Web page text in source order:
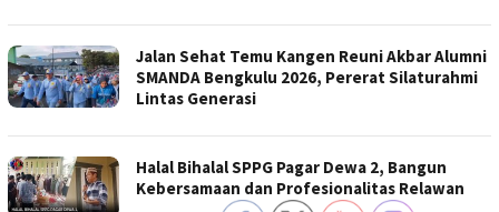
Jalan Sehat Temu Kangen Reuni Akbar Alumni
SMANDA Bengkulu 2026, Pererat Silaturahmi
Lintas Generasi
Halal Bihalal SPPG Pagar Dewa 2, Bangun
Kebersamaan dan Profesionalitas Relawan